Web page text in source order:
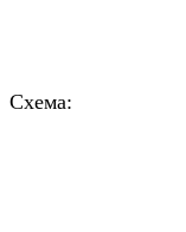
Схема: